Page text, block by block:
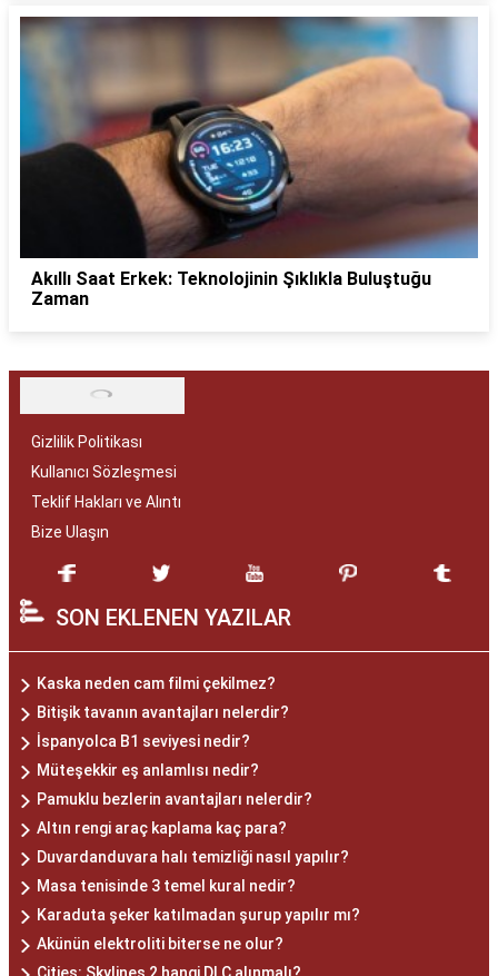
Akıllı Saat Erkek: Teknolojinin Şıklıkla Buluştuğu
Zaman
Gizlilik Politikası
Kullanıcı Sözleşmesi
Teklif Hakları ve Alıntı
Bize Ulaşın
SON EKLENEN YAZILAR
Kaska neden cam filmi çekilmez?
Bitişik tavanın avantajları nelerdir?
İspanyolca B1 seviyesi nedir?
Müteşekkir eş anlamlısı nedir?
Pamuklu bezlerin avantajları nelerdir?
Altın rengi araç kaplama kaç para?
Duvardanduvara halı temizliği nasıl yapılır?
Masa tenisinde 3 temel kural nedir?
Karaduta şeker katılmadan şurup yapılır mı?
Akünün elektroliti biterse ne olur?